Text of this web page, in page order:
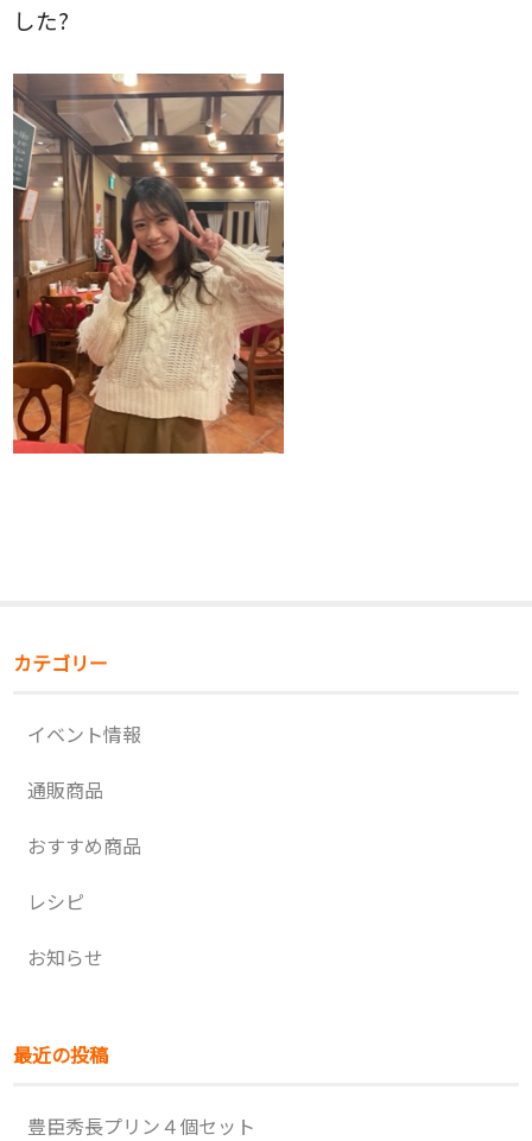
した?
カテゴリー
イベント情報
通販商品
おすすめ商品
レシピ
お知らせ
最近の投稿
豊臣秀長プリン４個セット